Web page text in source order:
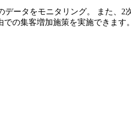
ータをモニタリング。 また、
の集客増加施策を実施できます。